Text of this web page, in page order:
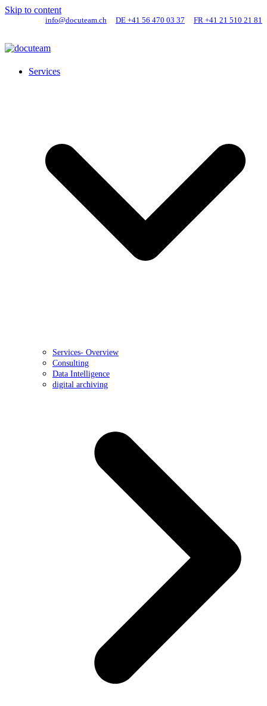
Skip to content
info@docuteam.ch DE +41 56 470 03 37 FR +41 21 510 21 81
Services
Services- Overview
Consulting
Data Intelligence
digital archiving